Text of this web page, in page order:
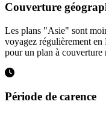
Couverture
Les plans "Asie" sont
voyagez régulièrement
pour un plan à couverture
Période de carence